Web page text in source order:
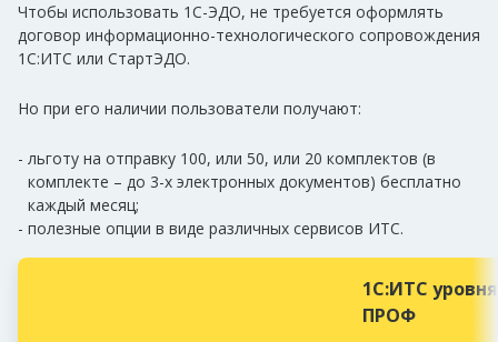
Чтобы использовать 1С-ЭДО, не требуется оформлять
договор информационно-технологического сопровождения
1С:ИТС или СтартЭДО.
Но при его наличии пользователи получают:
льготу на отправку 100, или 50, или 20 комплектов (в
комплекте – до 3-х электронных документов) бесплатно
каждый месяц;
полезные опции в виде различных сервисов ИТС.
1С:ИТС уровня
ПРОФ